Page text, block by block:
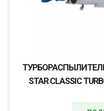
STAR CLASSIC